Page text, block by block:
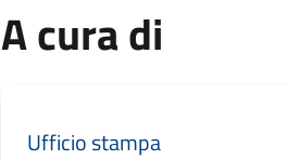
A cura di
Ufficio stampa